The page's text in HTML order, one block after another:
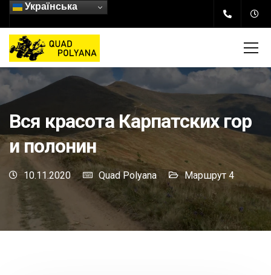
Українська
Вся красота Карпатских гор
и полонин
10.11.2020 Quad Polyana Маршрут 4